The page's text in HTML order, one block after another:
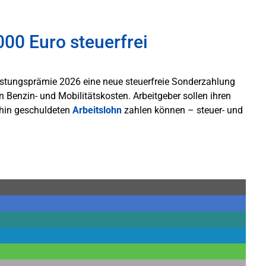
Euro steuerfrei
2026 eine neue steuerfreie Sonderzahlung
und Mobilitätskosten. Arbeitgeber sollen ihren
geschuldeten Arbeitslohn zahlen können – steuer- und